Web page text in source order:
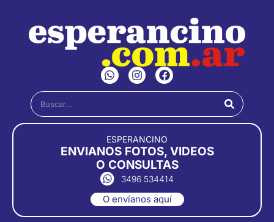
W
h
a
s
a
p
p
I
n
s
a
g
r
a
m
F
a
c
b
o
o
k
Buscar
ESPERANCINO
ENVIANOS FOTOS, VIDEOS
O CONSULTAS
3496 534414
O envíanos aquí